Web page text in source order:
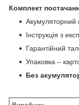
Комплект
Акумуляторний
Інструкція з
Гарантійний
Упаковка –
Без